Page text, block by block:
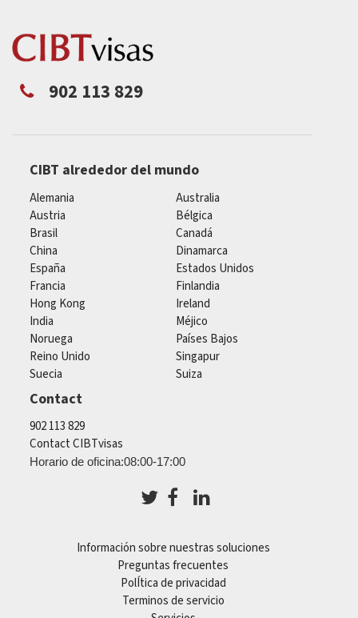
902 113 829
CIBT alrededor del mundo
Alemania
Australia
Austria
Bélgica
Brasil
Canadá
China
Dinamarca
España
Estados Unidos
Francia
Finlandia
Hong Kong
Ireland
India
Méjico
Noruega
Países Bajos
Reino Unido
Singapur
Suecia
Suiza
Contact
902 113 829
Contact CIBTvisas
Horario de oficina:08:00-17:00
Información sobre nuestras soluciones
Preguntas frecuentes
PolÍtica de privacidad
Terminos de servicio